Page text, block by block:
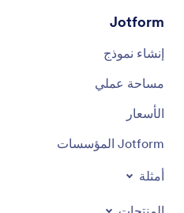
Jotform
إنشاء نموذج
مساحة عملي
الأسعار
Jotform المؤسسات
أمثلة